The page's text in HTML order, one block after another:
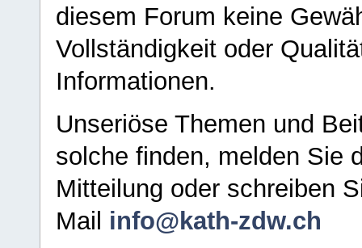
diesem Forum keine
Vollständigkeit oder
Informationen.
Unseriöse Themen und
solche finden, melden Sie
Mitteilung oder schreiben
Mail info@kath-zdw.ch